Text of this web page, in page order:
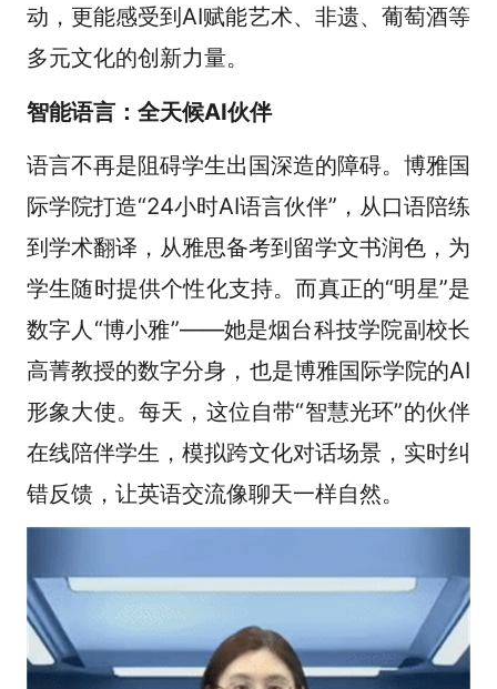
动，更能感受到AI赋能艺术、非遗、葡萄酒等
多元文化的创新力量。
智能语言：全天候AI伙伴
语言不再是阻碍学生出国深造的障碍。博雅国
际学院打造“24小时AI语言伙伴”，从口语陪练
到学术翻译，从雅思备考到留学文书润色，为
学生随时提供个性化支持。而真正的“明星”是
数字人“博小雅”——她是烟台科技学院副校长
高菁教授的数字分身，也是博雅国际学院的AI
形象大使。每天，这位自带“智慧光环”的伙伴
在线陪伴学生，模拟跨文化对话场景，实时纠
错反馈，让英语交流像聊天一样自然。